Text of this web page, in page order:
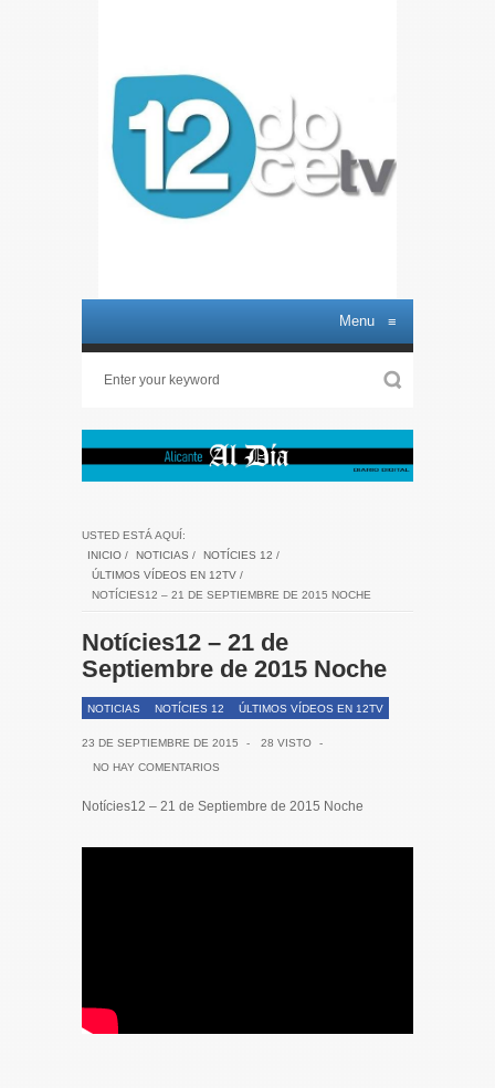
Menu ≡
USTED ESTÁ AQUÍ:
INICIO / NOTICIAS / NOTÍCIES 12 /
ÚLTIMOS VÍDEOS EN 12TV /
NOTÍCIES12 – 21 DE SEPTIEMBRE DE 2015 NOCHE
Notícies12 – 21 de
Septiembre de 2015 Noche
NOTICIAS NOTÍCIES 12 ÚLTIMOS VÍDEOS EN 12TV
23 DE SEPTIEMBRE DE 2015 - 28 VISTO
-
NO HAY COMENTARIOS
Notícies12 – 21 de Septiembre de 2015 Noche